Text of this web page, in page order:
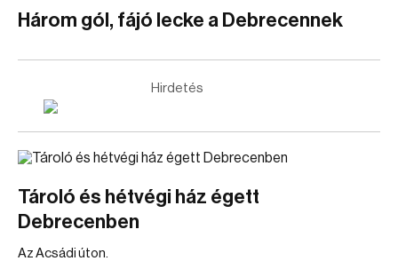
Három gól, fájó lecke a Debrecennek
Hirdetés
Tároló és hétvégi ház égett
Debrecenben
Az Acsádi úton.